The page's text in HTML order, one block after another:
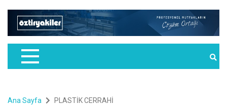
Ana Sayfa PLASTİK CERRAHİ